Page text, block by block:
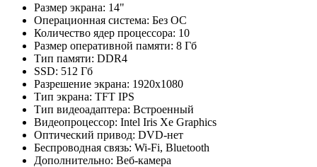
Размер экрана: 14"
Операционная система: Без ОС
Количество ядер процессора: 10
Размер оперативной памяти: 8 Гб
Тип памяти: DDR4
SSD: 512 Гб
Разрешение экрана: 1920x1080
Тип экрана: TFT IPS
Тип видеоадаптера: Встроенный
Видеопроцессор: Intel Iris Xe Graphics
Оптический привод: DVD-нет
Беспроводная связь: Wi-Fi, Bluetooth
Дополнительно: Веб-камера